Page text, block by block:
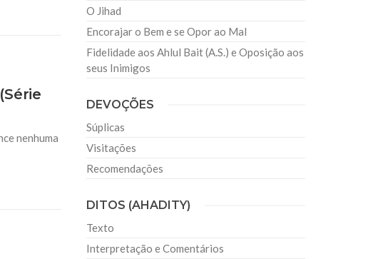
nenhuma
O Jihad
Encorajar o Bem e se Opor ao Mal
Fidelidade aos Ahlul Bait (A.S.) e Oposição aos
seus Inimigos
DEVOÇÕES
Súplicas
Visitações
Recomendações
DITOS (AHADITY)
Texto
Interpretação e Comentários